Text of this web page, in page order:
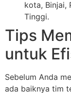
kota, Binjai,
Tinggi.
Tips
untuk
Sebelum Anda
ada baiknya tim